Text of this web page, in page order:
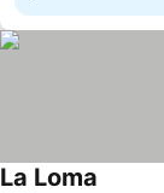
La Loma